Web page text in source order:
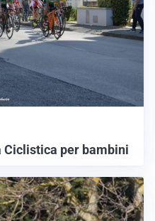
Ciclistica per bambini